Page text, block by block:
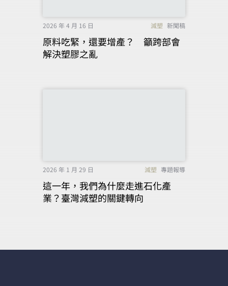
2026 年 4 月 16 日 減塑 新聞稿
原料吃緊，還要增產？ 籲跨部會
解決塑膠之亂
2026 年 1 月 29 日 減塑 專題報導
這一年，我們為什麼走進石化產
業？臺灣減塑的關鍵轉向